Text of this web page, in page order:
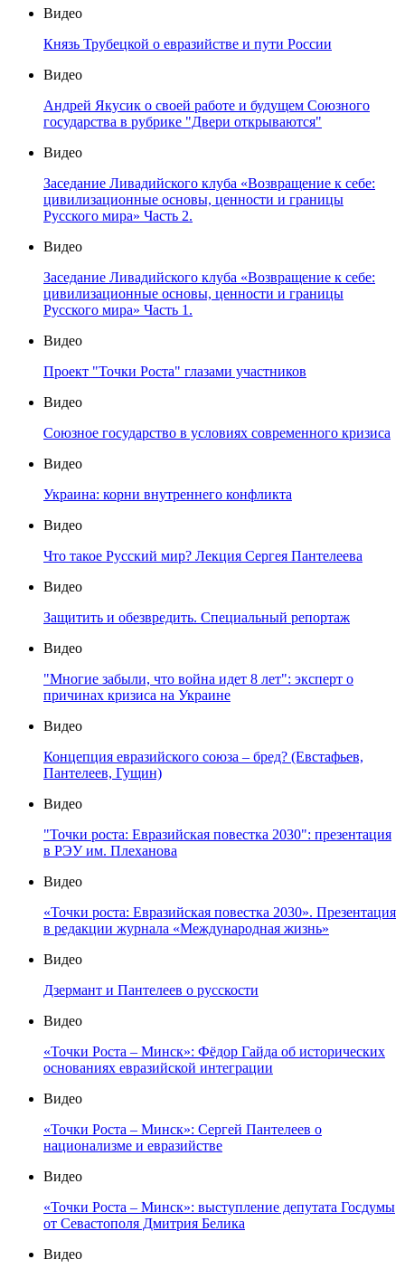
Видео
Князь Трубецкой о евразийстве и пути России
Видео
Андрей Якусик о своей работе и будущем Союзного
государства в рубрике "Двери открываются"
Видео
Заседание Ливадийского клуба «Возвращение к себе:
цивилизационные основы, ценности и границы
Русского мира» Часть 2.
Видео
Заседание Ливадийского клуба «Возвращение к себе:
цивилизационные основы, ценности и границы
Русского мира» Часть 1.
Видео
Проект "Точки Роста" глазами участников
Видео
Союзное государство в условиях современного кризиса
Видео
Украина: корни внутреннего конфликта
Видео
Что такое Русский мир? Лекция Сергея Пантелеева
Видео
Защитить и обезвредить. Специальный репортаж
Видео
"Многие забыли, что война идет 8 лет": эксперт о
причинах кризиса на Украине
Видео
Концепция евразийского союза – бред? (Евстафьев,
Пантелеев, Гущин)
Видео
"Точки роста: Евразийская повестка 2030": презентация
в РЭУ им. Плеханова
Видео
«Точки роста: Евразийская повестка 2030». Презентация
в редакции журнала «Международная жизнь»
Видео
Дзермант и Пантелеев о русскости
Видео
«Точки Роста – Минск»: Фёдор Гайда об исторических
основаниях евразийской интеграции
Видео
«Точки Роста – Минск»: Сергей Пантелеев о
национализме и евразийстве
Видео
«Точки Роста – Минск»: выступление депутата Госдумы
от Севастополя Дмитрия Белика
Видео